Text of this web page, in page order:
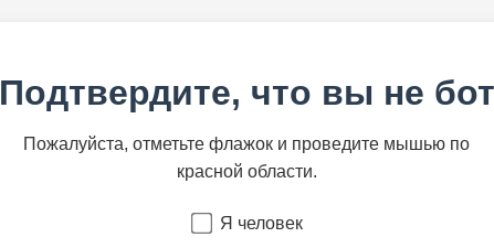
Подтвердите, что вы не бот
Пожалуйста, отметьте флажок и проведите мышью по
красной области.
Я человек